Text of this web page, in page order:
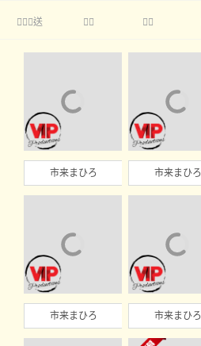
送  
市来まひろ 市来まひろ
市来まひろ 市来まひろ